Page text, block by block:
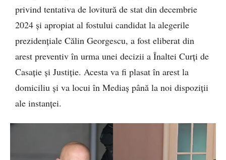
privind tentativa de lovitură de stat din decembrie
2024 și apropiat al fostului candidat la alegerile
prezidențiale Călin Georgescu, a fost eliberat din
arest preventiv în urma unei decizii a Înaltei Curți de
Casație și Justiție. Acesta va fi plasat în arest la
domiciliu și va locui în Mediaș până la noi dispoziții
ale instanței.